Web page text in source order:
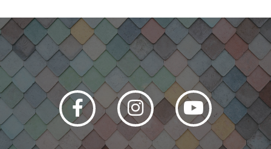
Facebook Instagram Youtube